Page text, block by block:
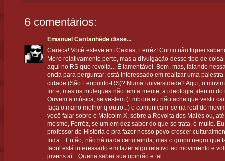
6 comentários:
Emanuel Cantanhêde disse...
Caraca! Você esteve em Caxias, Ferréz! Como não fiquei
Moro relativamente perto, mas a divulgação desse tipo de
aqui no RS que revolta... É lamentável. Bom, mas, falando
onda para perguntar: está interessado em realizar uma
cidade (São Leopoldo-RS)? Numa universidade? Aqui, o
forte, mas os muleques não tem a mente, a ideologia, dentro do
Ouvem a música, se vestem (Embora eu não ache que vestir
faça o mano melhor q outro...) e comunicam-se na real do
você falar sobre o Malcolm X, sobre a Revolta dos Malês ou,
mesmo, Ferréz, se um em dez saber do que se trata, é muito.
professor de História e pra fazer nosso povo crescer
foda... Então, não há nada certo ainda, mas o grupo negro que
facul está interessado em fazer algo relativo ao movimento e
jovens aí... Queria saber sua opinião e tal...